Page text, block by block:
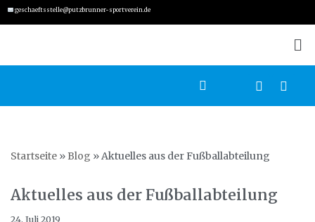
springen
geschaeftsstelle@putzbrunner-sportverein.de
Startseite » Blog »Aktuelles aus der Fußballabteilung
Aktuelles aus der Fußballabteilung
24. Juli 2019